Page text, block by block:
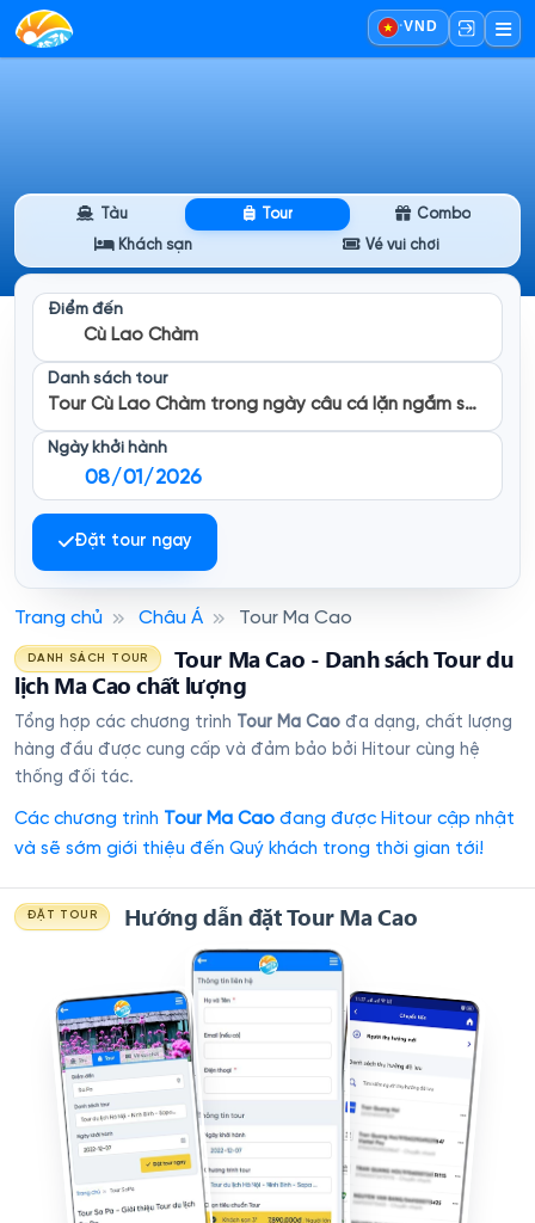
·VND
Tàu Tour Combo
Khách sạn Vé vui chơi
Điểm đến
Cù Lao Chàm
Danh sách tour
Tour Cù Lao Chàm trong ngày câu cá lặn ngắm san hô
Ngày khởi hành
Đặt tour ngay
Trang chủ Châu Á Tour Ma Cao
DANH SÁCH TOUR
Tour Ma Cao - Danh sách Tour du
lịch Ma Cao chất lượng
Tổng hợp các chương trình Tour Ma Cao đa dạng, chất lượng
hàng đầu được cung cấp và đảm bảo bởi Hitour cùng hệ
thống đối tác.
Các chương trình Tour Ma Cao đang được Hitour cập nhật
và sẽ sớm giới thiệu đến Quý khách trong thời gian tới!
ĐẶT TOUR Hướng dẫn đặt Tour Ma Cao